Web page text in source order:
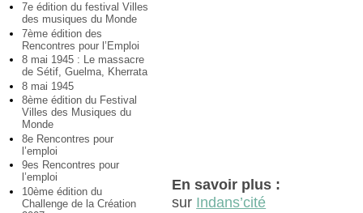
7e édition du festival Villes
des musiques du Monde
7ème édition des
Rencontres pour l’Emploi
8 mai 1945 : Le massacre
de Sétif, Guelma, Kherrata
8 mai 1945
8ème édition du Festival
Villes des Musiques du
Monde
8e Rencontres pour
l’emploi
9es Rencontres pour
l’emploi
10ème édition du
Challenge de la Création
En savoir plus :
sur Indans’cité